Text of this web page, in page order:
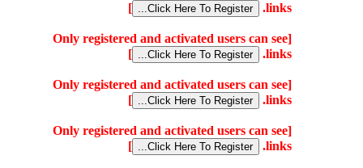
links.
]
[Only registered and activated users can see
links.
]
[Only registered and activated users can see
links.
]
[Only registered and activated users can see
links.
]